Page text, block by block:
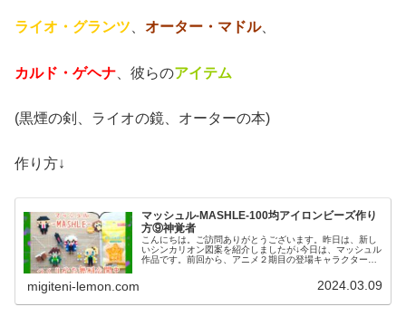
ライオ・グランツ オーター・マドル、
カルド・ゲヘナ 、彼らのアイテム
(黒煙の剣、ライオの鏡、オーターの本)
作り方↓
マッシュル-MASHLE-100均アイロンビーズ作り
方⑨神覚者
こんにちは。ご訪問ありがとうございます。昨日は、新し
いシンカリオン図案を紹介しましたが↓今日は、マッシュル
作品です。前回から、アニメ２期目の登場キャラクターを
migiteni-lemon.com 2024.03.09